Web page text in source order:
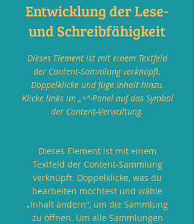
Entwicklung der Lese-
und Schreibfähigkeit
Dieses Element ist mit einem Textfeld
der Content-Sammlung verknüpft.
Doppelklicke und füge Inhalt hinzu.
Klicke links im „+“-Panel auf das Symbol
der Content-Verwaltung.
Dieses Element ist mit einem
Textfeld der Content-Sammlung
verknüpft. Doppelklicke, was du
bearbeiten möchtest und wähle
„Inhalt ändern“, um die Sammlung
zu öffnen. Um alle Sammlungen